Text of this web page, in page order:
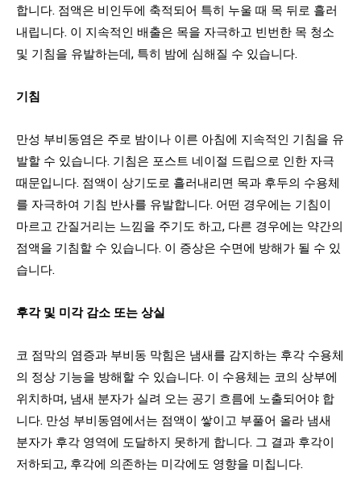
합니다. 점액은 비인두에 축적되어 특히 누울 때 목 뒤로 흘러
내립니다. 이 지속적인 배출은 목을 자극하고 빈번한 목 청소
및 기침을 유발하는데, 특히 밤에 심해질 수 있습니다.
기침
만성 부비동염은 주로 밤이나 이른 아침에 지속적인 기침을 유
발할 수 있습니다. 기침은 포스트 네이절 드립으로 인한 자극
때문입니다. 점액이 상기도로 흘러내리면 목과 후두의 수용체
를 자극하여 기침 반사를 유발합니다. 어떤 경우에는 기침이
마르고 간질거리는 느낌을 주기도 하고, 다른 경우에는 약간의
점액을 기침할 수 있습니다. 이 증상은 수면에 방해가 될 수 있
습니다.
후각 및 미각 감소 또는 상실
코 점막의 염증과 부비동 막힘은 냄새를 감지하는 후각 수용체
의 정상 기능을 방해할 수 있습니다. 이 수용체는 코의 상부에
위치하며, 냄새 분자가 실려 오는 공기 흐름에 노출되어야 합
니다. 만성 부비동염에서는 점액이 쌓이고 부풀어 올라 냄새
분자가 후각 영역에 도달하지 못하게 합니다. 그 결과 후각이
저하되고, 후각에 의존하는 미각에도 영향을 미칩니다.